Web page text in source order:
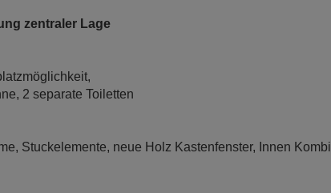
zentraler Lage
2 separate Toiletten
Stuckelemente, neue Holz Kastenfenster, Innen Kombi